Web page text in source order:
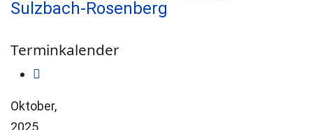
Terminkalender
Oktober,
2025